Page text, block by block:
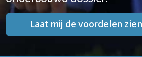
Laat mij de voordelen zien